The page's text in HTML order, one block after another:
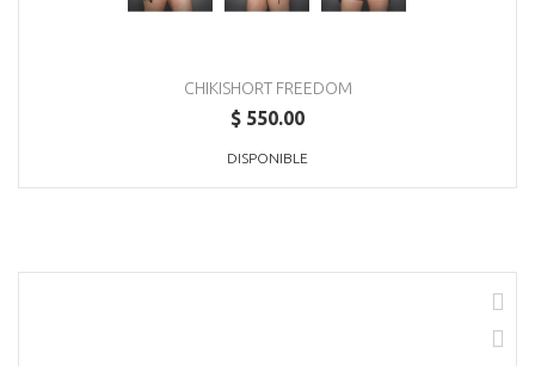
CHIKISHORT FREEDOM
$ 550.00
DISPONIBLE